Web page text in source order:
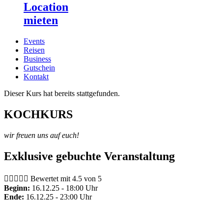
Location
mieten
Events
Reisen
Business
Gutschein
Kontakt
Dieser Kurs hat bereits stattgefunden.
KOCHKURS
wir freuen uns auf euch!
Exklusive gebuchte Veranstaltung
     Bewertet mit 4.5 von 5
Beginn: 16.12.25 - 18:00 Uhr
Ende: 16.12.25 - 23:00 Uhr